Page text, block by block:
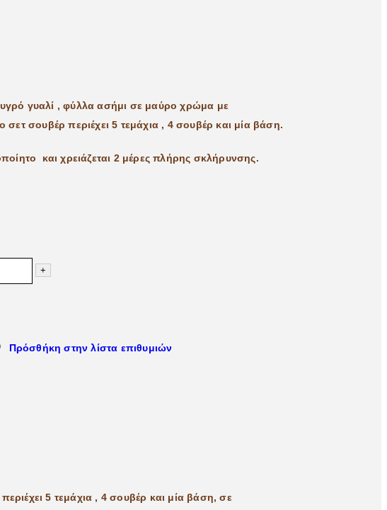
γυαλί , φύλλα ασήμι σε μαύρο χρώμα με
σετ σουβέρ περιέχει 5 τεμάχια , 4 σουβέρ και μία βάση.
και χρειάζεται 2 μέρες πλήρης σκλήρυνσης.
+
Πρόσθήκη στην λίστα επιθυμιών
5 τεμάχια , 4 σουβέρ και μία βάση, σε